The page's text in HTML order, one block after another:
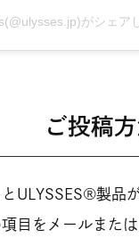
(@ulysses.jp)がシェア
ご投稿
ULYSSES®製品
目をメールまた